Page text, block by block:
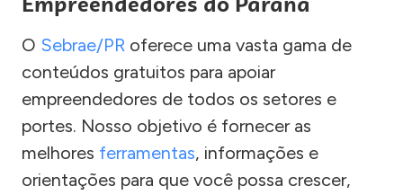
O Sebrae/PR oferece uma vasta gama de
conteúdos gratuitos para apoiar
empreendedores de todos os setores e
portes. Nosso objetivo é fornecer as
melhores ferramentas, informações e
orientações para que você possa crescer,